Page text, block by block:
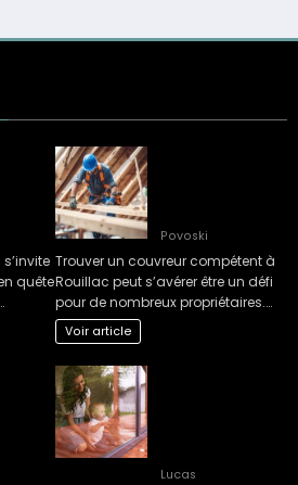
quête
Povoski
Trouver un couvreur compétent à
Rouillac peut s’avérer être un défi
pour de nombreux propriétaires.…
Voir article
Lucas